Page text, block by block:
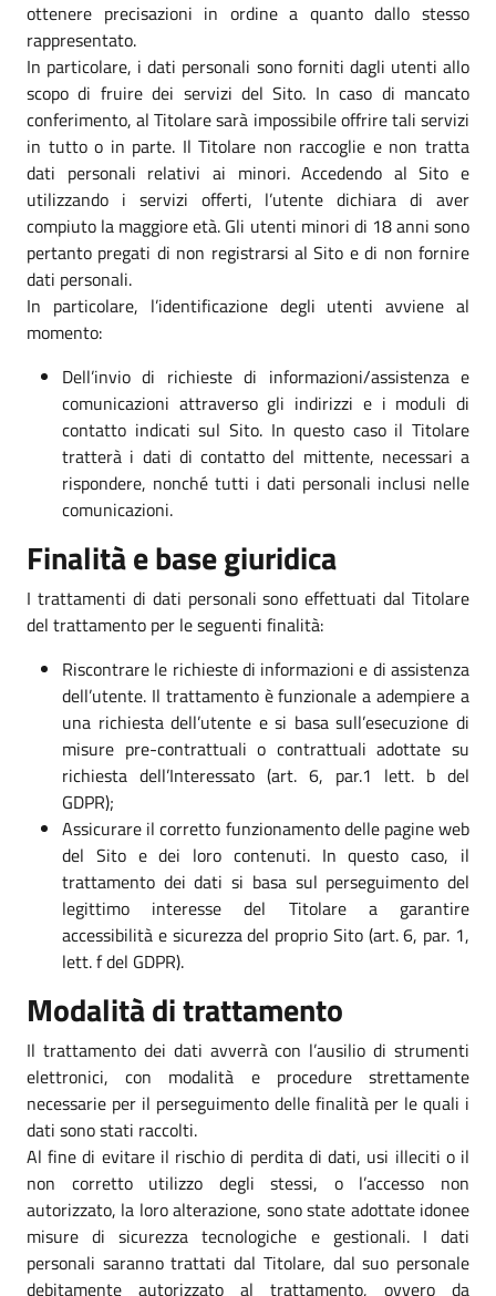
ottenere precisazioni in ordine a quanto dallo stesso
rappresentato.
In particolare, i dati personali sono forniti dagli utenti allo
scopo di fruire dei servizi del Sito. In caso di mancato
conferimento, al Titolare sarà impossibile offrire tali servizi
in tutto o in parte. Il Titolare non raccoglie e non tratta
dati personali relativi ai minori. Accedendo al Sito e
utilizzando i servizi offerti, l’utente dichiara di aver
compiuto la maggiore età. Gli utenti minori di 18 anni sono
pertanto pregati di non registrarsi al Sito e di non fornire
dati personali.
In particolare, l’identificazione degli utenti avviene al
momento:
Dell’invio di richieste di informazioni/assistenza e
comunicazioni attraverso gli indirizzi e i moduli di
contatto indicati sul Sito. In questo caso il Titolare
tratterà i dati di contatto del mittente, necessari a
rispondere, nonché tutti i dati personali inclusi nelle
comunicazioni.
Finalità e base giuridica
I trattamenti di dati personali sono effettuati dal Titolare
del trattamento per le seguenti finalità:
Riscontrare le richieste di informazioni e di assistenza
dell’utente. Il trattamento è funzionale a adempiere a
una richiesta dell’utente e si basa sull’esecuzione di
misure pre-contrattuali o contrattuali adottate su
richiesta dell’Interessato (art. 6, par.1 lett. b del
GDPR);
Assicurare il corretto funzionamento delle pagine web
del Sito e dei loro contenuti. In questo caso, il
trattamento dei dati si basa sul perseguimento del
legittimo interesse del Titolare a garantire
accessibilità e sicurezza del proprio Sito (art. 6, par. 1,
lett. f del GDPR).
Modalità di trattamento
Il trattamento dei dati avverrà con l’ausilio di strumenti
elettronici, con modalità e procedure strettamente
necessarie per il perseguimento delle finalità per le quali i
dati sono stati raccolti.
Al fine di evitare il rischio di perdita di dati, usi illeciti o il
non corretto utilizzo degli stessi, o l’accesso non
autorizzato, la loro alterazione, sono state adottate idonee
misure di sicurezza tecnologiche e gestionali. I dati
personali saranno trattati dal Titolare, dal suo personale
debitamente autorizzato al trattamento, ovvero da